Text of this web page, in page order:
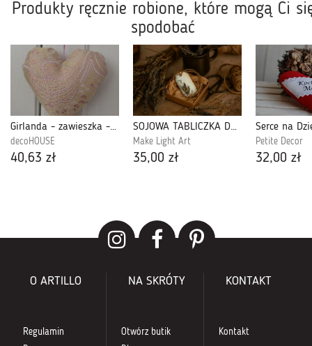
Produkty ręcznie robione, które mogą Ci
spodobać
Girlanda - zawieszka - serduszka
decoHOUSE
40,63 zł
SOJOWA TABLICZKA DO SZAFY O ZAPACHU LAWENDY
Make Light Art
35,00 zł
Serce na
Petite Decor
32,00 zł
O ARTILLO
Regulamin
NA SKRÓTY
Otwórz butik
KONTAKT
Kontakt